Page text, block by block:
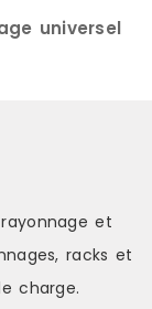
universel
et
racks et
charge.